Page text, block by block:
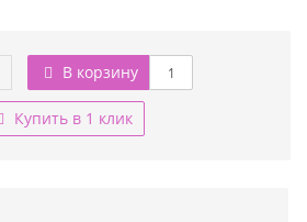
В корзину
Купить в 1 клик